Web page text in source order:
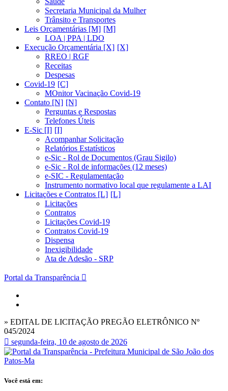
Secretaria Municipal da Mulher
Trânsito e Transportes
Leis Orçamentárias [M]
LOA | PPA | LDO
Execução Orçamentária [X]
RREO | RGF
Receitas
Despesas
Covid-19
MOnitor Vacinação Covid-19
Contato [N]
Perguntas e Respostas
Telefones Úteis
E-Sic [I]
Acompanhar Solicitação
Relatórios Estatísticos
e-Sic - Rol de Documentos (Grau Sigilo)
e-Sic - Rol de informações (12 meses)
e-SIC - Regulamentação
Instrumento normativo local que regulamente a LAI
Licitações e Contratos [L]
Licitações
Contratos
Licitações Covid-19
Contratos Covid-19
Dispensa
Inexigibilidade
Ata de Adesão - SRP
Portal da Transparência
» EDITAL DE LICITAÇÃO PREGÃO ELETRÔNICO Nº
045/2024
segunda-feira, 10 de agosto de 2026
Você está em: